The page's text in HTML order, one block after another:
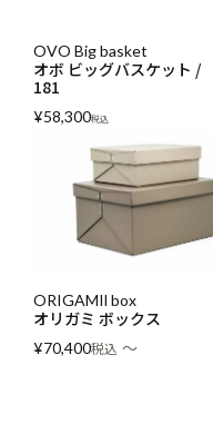
OVO Big basket
オボ ビッグバスケット /
181
¥58,300税込
ORIGAMIl box
オリガミ ボックス
¥70,400税込 〜